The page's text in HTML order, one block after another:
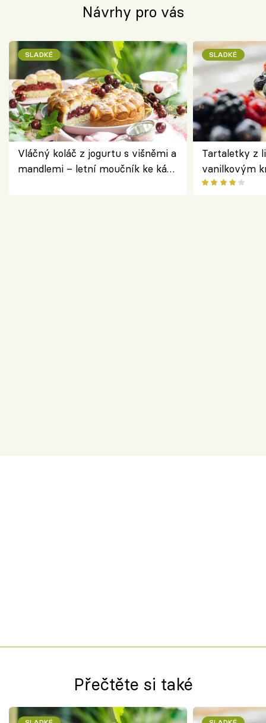
Návrhy pro vás
SLADKÉ
Vláčný koláč z jogurtu s višněmi a
mandlemi – letní moučník ke kávě
SLADKÉ
Tartaletky z
vanilkovým
ovocem
Přečtěte si také